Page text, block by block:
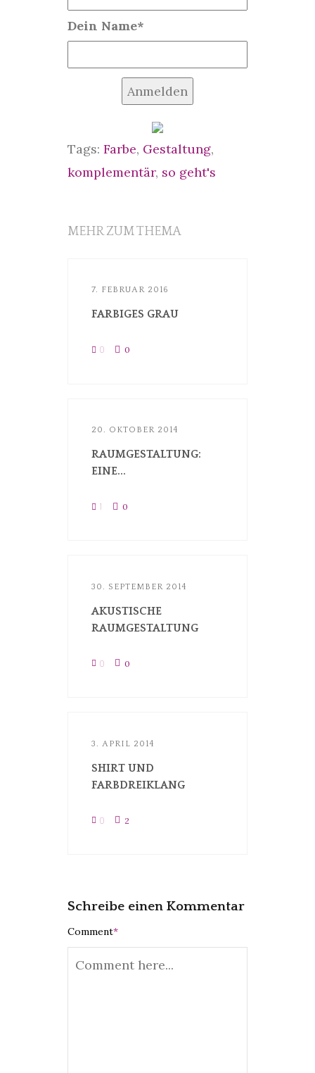
Dein Name*
Anmelden
Tags: Farbe, Gestaltung,
komplementär, so geht's
MEHR ZUM THEMA
7. FEBRUAR 2016
FARBIGES GRAU
0 0
20. OKTOBER 2014
RAUMGESTALTUNG:
EINE...
1 0
30. SEPTEMBER 2014
AKUSTISCHE
RAUMGESTALTUNG
0 0
3. APRIL 2014
SHIRT UND
FARBDREIKLANG
0 2
Schreibe einen Kommentar
Comment*